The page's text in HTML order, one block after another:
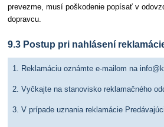
prevezme, musí poškodenie popísať v
dopravcu.
9.3 Postup pri nahlásení
1. Reklamáciu oznámte e-mailom na
2. Vyčkajte na stanovisko reklamačného
3. V prípade uznania reklamácie